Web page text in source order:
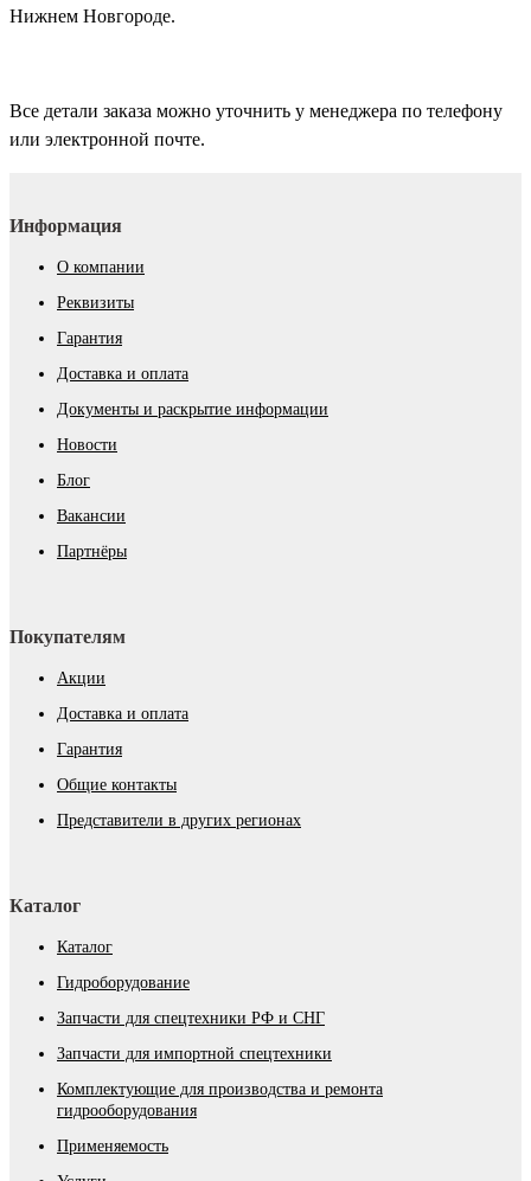
Нижнем Новгороде.
Все детали заказа можно уточнить у менеджера по телефону
или электронной почте.
Информация
О компании
Реквизиты
Гарантия
Доставка и оплата
Документы и раскрытие информации
Новости
Блог
Вакансии
Партнёры
Покупателям
Акции
Доставка и оплата
Гарантия
Общие контакты
Представители в других регионах
Каталог
Каталог
Гидроборудование
Запчасти для спецтехники РФ и СНГ
Запчасти для импортной спецтехники
Комплектующие для производства и ремонта
гидрооборудования
Применяемость